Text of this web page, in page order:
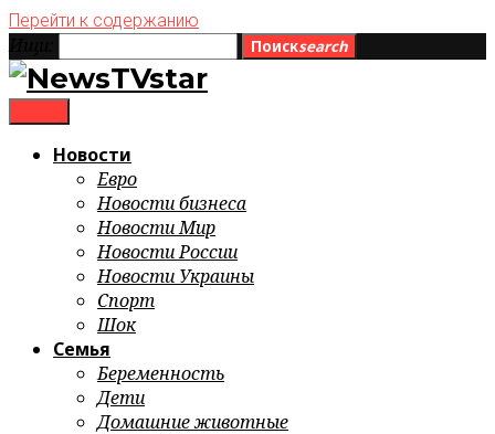
Перейти к содержанию
Поискsearch
Новости
Евро
Новости бизнеса
Новости Мир
Новости России
Новости Украины
Спорт
Шок
Семья
Беременность
Дети
Домашние животные